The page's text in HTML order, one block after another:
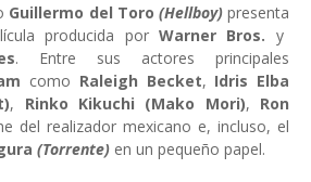
Guillermo del Toro (Hellboy)presenta
producida porWarner Bros. y
. Entre sus actores principales
como Raleigh Becket, Idris Elba
, Rinko Kikuchi (Mako Mori), Ron
del realizador mexicano e, incluso, el
(Torrente) en un pequeño papel.